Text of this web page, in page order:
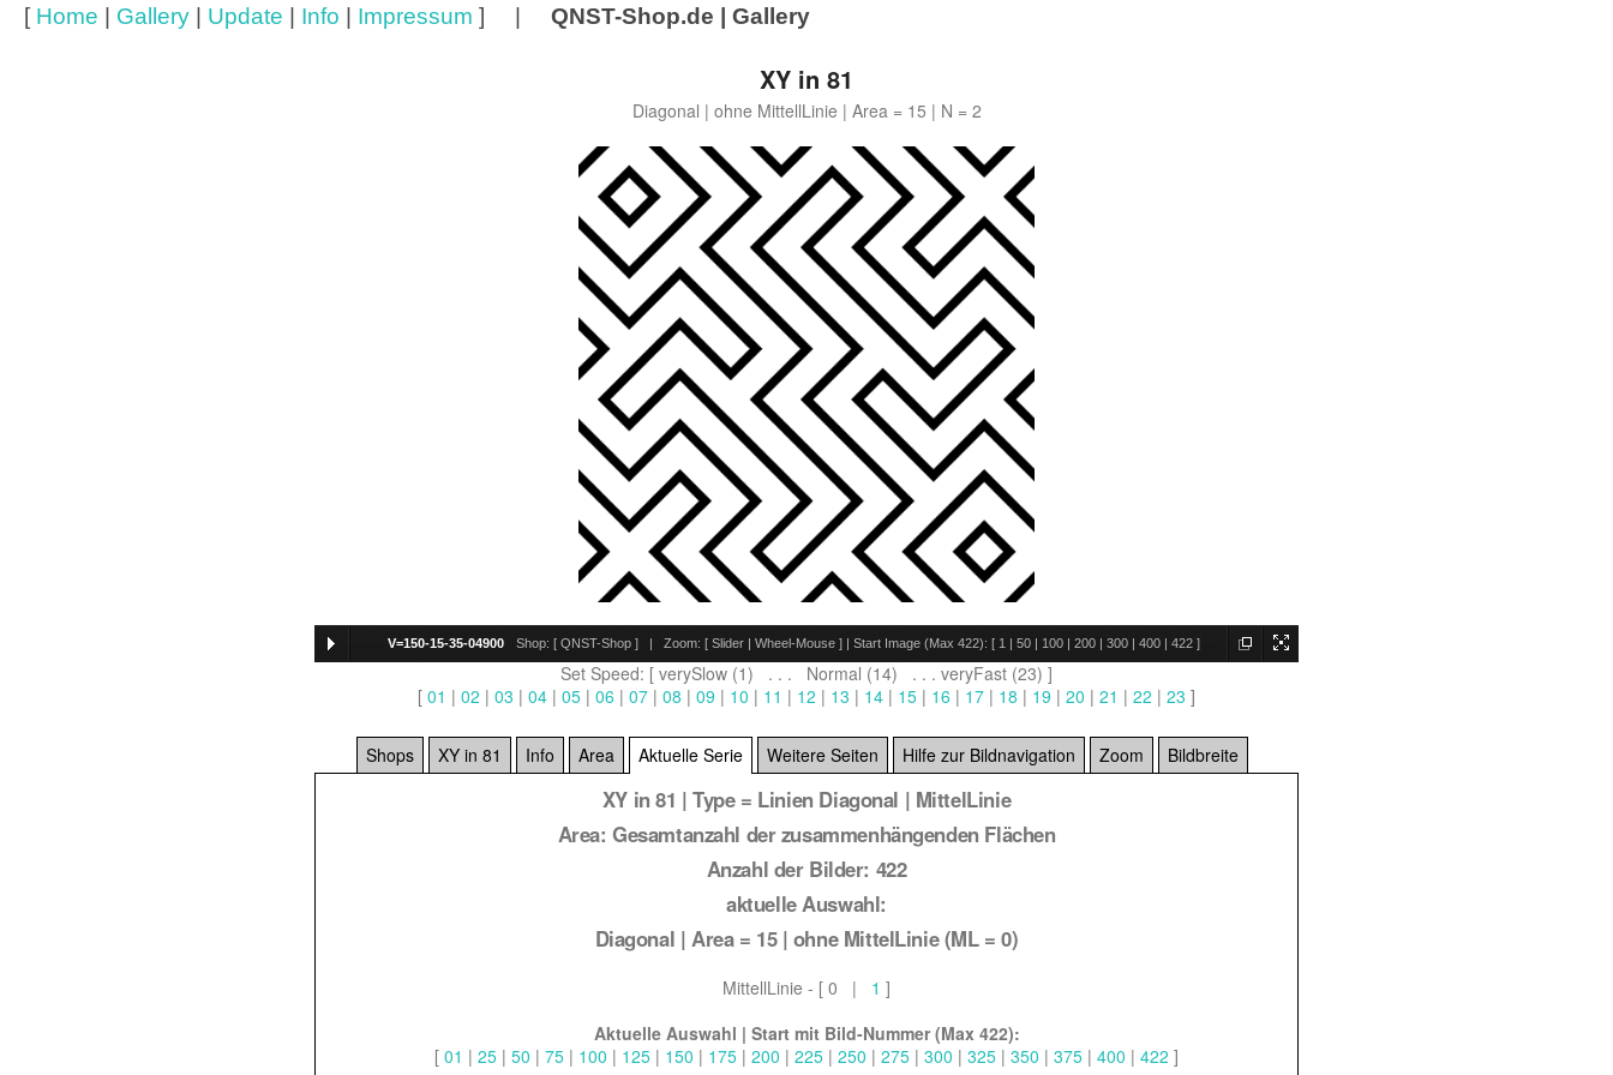
[ Home Gallery Update Info Impressum ] | QNST-Shop.de | Gallery
XY in 81
Diagonal | ohne MittellLinie | Area = 15 | N = 2
V=150-15-35-04900 Shop: [ QNST-Shop ] | Zoom: [ Slider | Wheel-Mouse ] | Start Image (Max 422): [ 1 | 50 | 100 | 200 | 300 | 400 | 422 ]
Set Speed: [ verySlow (1) . . . Normal (14) . . . veryFast (23) ]
[ 01 | 02 | 03 | 04 | 05 | 06 | 07 | 08 | 09 | 10 | 11 | 12 | 13 | 14 | 15 | 16 | 17 | 18 | 19 | 20 | 21 | 22 | 23 ]
Shops XY in 81 Info Area Aktuelle Serie
XY in 81 | Type = Linien Diagonal | MittelLinie
Area: Gesamtanzahl der zusammenhängenden Flächen
Anzahl der Bilder: 422
aktuelle Auswahl:
Diagonal | Area = 15 | ohne MittelLinie (ML = 0)
MittellLinie - [ 0 | 1 ]
Aktuelle Auswahl | Start mit Bild-Nummer (Max 422):
[ 01 | 25 | 50 | 75 | 100 | 125 | 150 | 175 | 200 | 225 | 250 | 275 | 300 | 325 | 350 | 375 | 400 | 422 ]
Weitere Seiten Hilfe zur Bildnavigation Zoom Bildbreite